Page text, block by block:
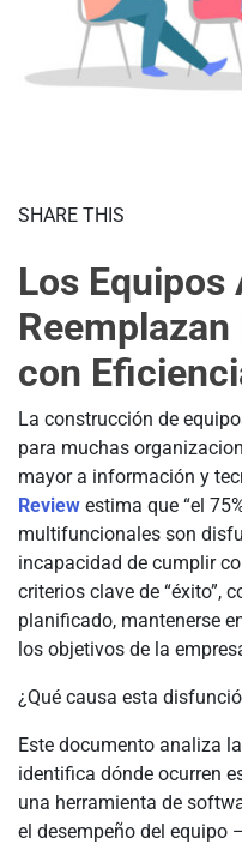
SHARE THIS
Los Equipos
con
La construcción de
para muchas
mayor a información y
Review estima que “el
multifuncionales son
incapacidad de cumplir
criterios clave de “éxito”,
planificado, mantenerse
los objetivos de la
¿Qué causa esta
Este documento analiza
identifica dónde ocurren
una herramienta de
el desempeño del equipo